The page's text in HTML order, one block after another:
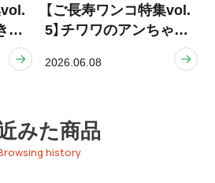
vol.
い
【ご長寿ワンコ特集vol.
5】チワワのアンちゃん
2026.06.08
みた商品
history